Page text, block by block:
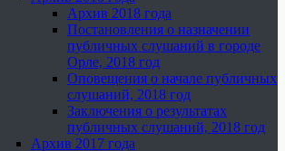
Архив 2018 года
Постановления о назначении
публичных слушаний в городе
Орле, 2018 год
Оповещения о начале публичных
слушаний, 2018 год
Заключения о результатах
публичных слушаний, 2018 год
Архив 2017 года